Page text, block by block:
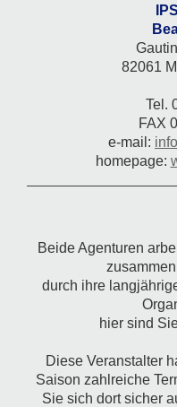
82061
Tel.
FAX
e-mail:
homepage:
Beide Agenturen
durch ihre
hier sind
Diese Veranstalter
Saison zahlreiche
Sie sich dort sicher